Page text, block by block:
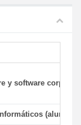
y software
(alumnos)